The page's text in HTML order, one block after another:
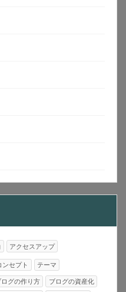
アクセスアップ
ンセプト テーマ
ログの作り方 ブログの資産化